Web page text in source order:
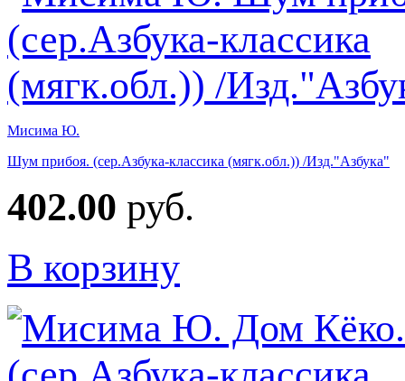
Мисима Ю.
Шум прибоя. (сер.Азбука-классика (мягк.обл.)) /Изд."Азбука"
402.00 руб.
В корзину